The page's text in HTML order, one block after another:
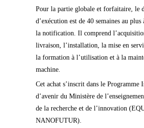
Pour la partie globale et forfaitaire, le
d’exécution est de 40 semaines au plus
la notification. Il comprend
livraison, l’installation, la mise en
la formation à l’utilisation et à la
machine.
Cet achat s’inscrit dans le Programme
d’avenir du Ministère de
de la recherche et de l’innovation
NANOFUTUR).